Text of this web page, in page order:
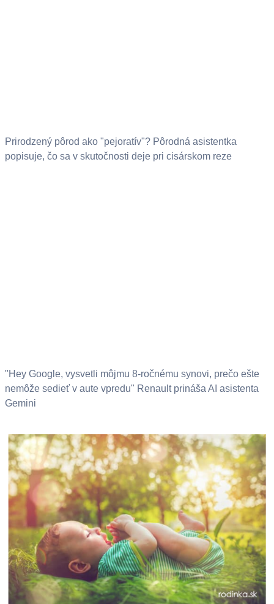
Prirodzený pôrod ako "pejoratív"? Pôrodná asistentka
popisuje, čo sa v skutočnosti deje pri cisárskom reze
"Hey Google, vysvetli môjmu 8-ročnému synovi, prečo ešte
nemôže sedieť v aute vpredu" Renault prináša AI asistenta
Gemini